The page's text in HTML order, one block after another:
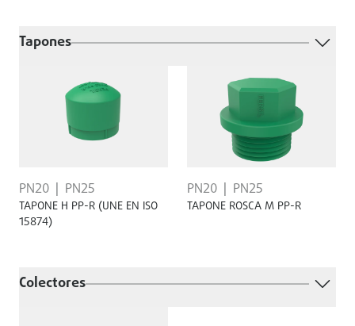
Tapones
PN20 PN25
TAPONE H PP-R (UNE EN ISO
15874)
PN20 PN25
TAPONE ROSCA M PP-R
Colectores